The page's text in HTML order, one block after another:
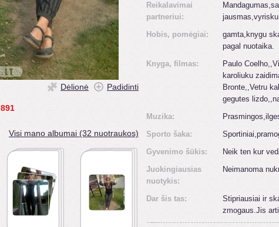
Dėlionė Padidinti
891
Visi mano albumai (32 nuotraukos)
Reikalavimai
partneriui:
Hobis, pomėgiai:
gamta,knygu
pagal nuotaika.
Knyga, filmas:
Paulo
karoliuku
Bronte,,Vetru
gegutes
Muzika:
Sporto šaka:
Gyvenimo šūkis:
Neik ten kur
Juokingiausias
nuotykis:
Neimanoma
Dar šis tas:
Stipriausiai ir
zmogaus.Jis